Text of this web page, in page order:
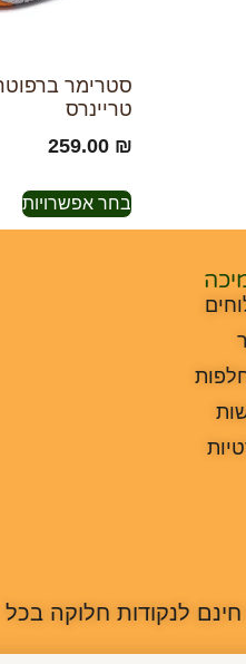
סטרימר
טריינרס
259.00 ₪
בחר אפשרויות
לנקודות חלוקה בכל